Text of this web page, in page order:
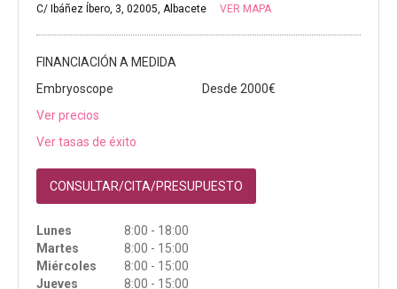
C/ Ibáñez Íbero, 3, 02005, Albacete VER MAPA
FINANCIACIÓN A MEDIDA
Embryoscope
Desde 2000€
Ver precios
Ver tasas de éxito
CONSULTAR/CITA/PRESUPUESTO
Lunes
8:00 - 18:00
Martes
8:00 - 15:00
Miércoles
8:00 - 15:00
Jueves
8:00 - 15:00